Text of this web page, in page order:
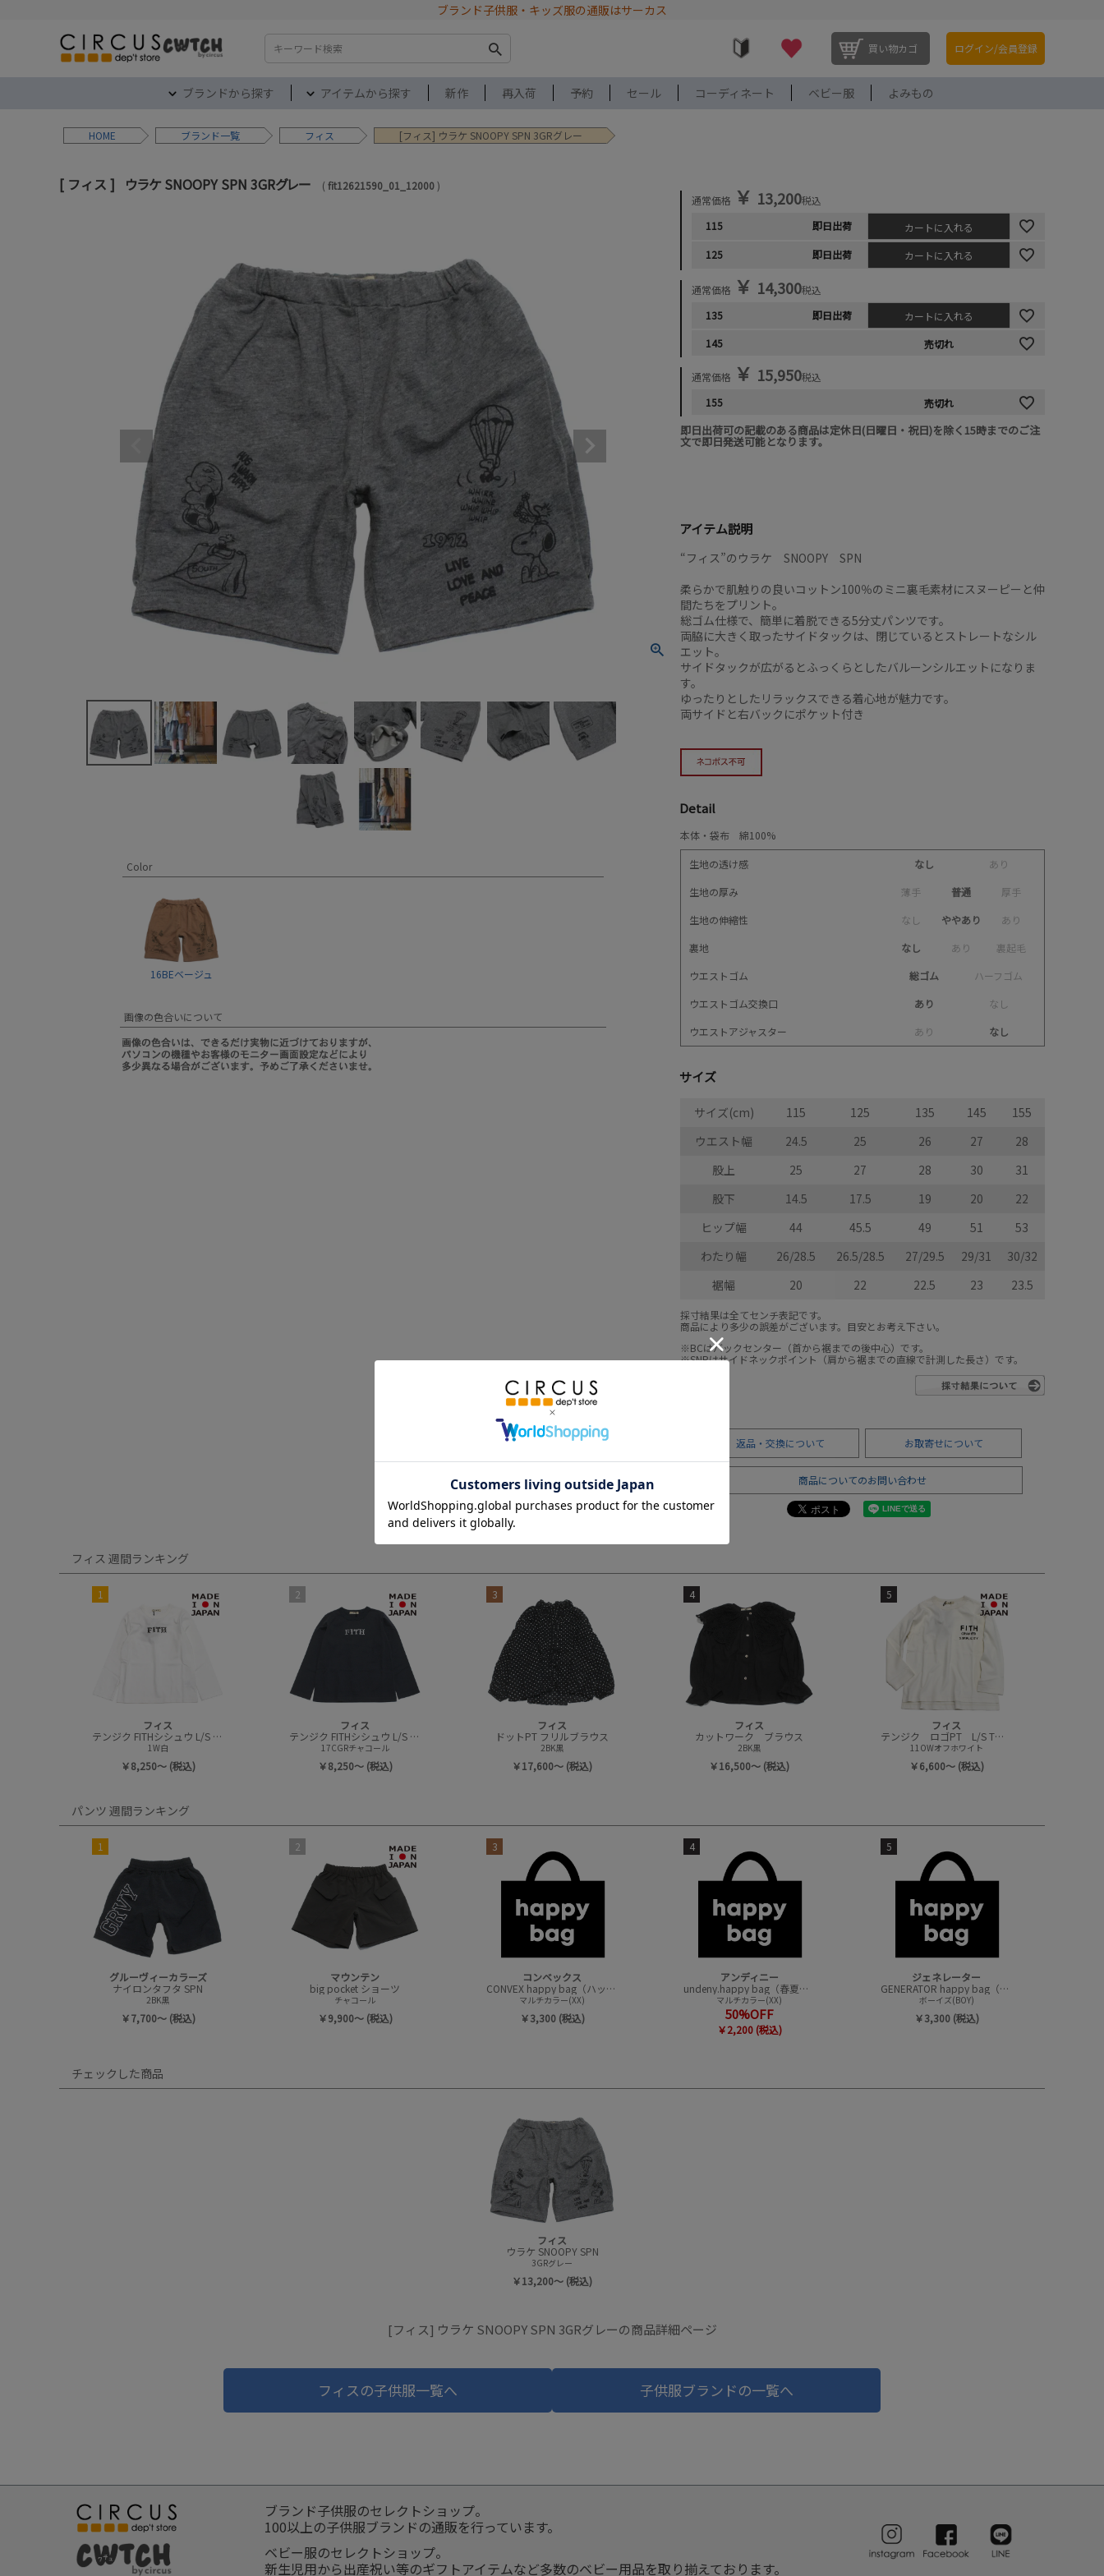
ブランド子供服・キッズ服の通販はサーカス
検索 買い物カゴ ログイン/会員登録
ブランドから探す アイテムから探す 新作 再入荷 予約 セール コーディネート ベビー服 よみもの
HOME ブランド フィス [フィス] ウラケ SNOOPY SPN 3GRグレー
フィス ウラケ SNOOPY SPN 3GRグレー fit12621590_01_12000
Color
16BEベージュ
画像の色合いについて
通常価格 ￥ 13,200税込
115
即日出荷
カートに入れる
125
即日出荷 カートに入れる
通常価格 ￥ 14,300税込
135
即日出荷
カートに入れる
145
売切れ
通常価格 ￥ 15,950税込
155
売切れ
即日出荷可の記載のある商品は定休日(日曜日・祝日)を除く15時までのご注
文で即日発送可能となります。
アイテム説明
“フィス”のウラケ SNOOPY SPN
柔らかで肌触りの良いコットン100％のミニ裏毛素材にスヌーピーと仲
間たちをプリント。
総ゴム仕様で、簡単に着脱できる5分丈パンツです。
両脇に大きく取ったサイドタックは、閉じているとストレートなシル
エット。
サイドタックが広がるとふっくらとしたバルーンシルエットになりま
す。
ゆったりとしたリラックスできる着心地が魅力です。
両サイドと右バックにポケット付き
Detail
本体・袋布 綿100%
生地の透け感 なし あ り
生地の厚み
薄手 普通 厚手
生地の伸縮性
な し ややあり あ り
裏地
なし あ り 裏起毛
ウエストゴム
総ゴム ハーフ ゴ ム
ウエストゴム交換口
あり な し
ウエストアジャスター
あ り なし
サイズ
サイズ(cm) 115 125 135 145
155
ウエスト幅
24.5 25 26 27
28
股上
25 27 28 30
31
股下
14.5 17.5 19 20
22
ヒップ幅
44 45.5 49 51
53
わたり幅
26/28.5 26.5/28.5 27/29.5 29/31
30/32
裾幅
20 22 22.5 23 23.5
採寸結果は全てセンチ表記です。
商品により多少の誤差がございます。目安とお考え下さい。
※BCはバックセンター（首から裾までの後中心）です。
※SNPはサイドネックポイント（肩から裾までの直線で計測した長さ）です。
返品・交換について お取寄せについて
商品についてのお問い合わせ
フィス 週間ランキング
1
フィス
テンジク FITHシシュウ L/S Tシャツ
1W白
￥8,250～ (税込)
2
フィス
テンジク FITHシシュウ L/S Tシャツ
17CGRチャコール
￥8,250～ (税込)
3
フィス
ドットPT フリルブラウス
2BK黒
￥17,600～ (税込)
4
フィス
カットワーク ブラウス
2BK黒
￥16,500～ (税込)
5
フィス
テンジク ロゴPT L/S Tシャツ
11OWオフホワイト
￥6,600～ (税込)
パンツ 週間ランキング
1
グルーヴィーカラーズ
ナイロンタフタ SPN
2BK黒
￥7,700～ (税込)
2
マウンテン
big pocket ショーツ
チャコール
￥9,900～ (税込)
3
コンベックス
CONVEX happy bag（ハッピーバック）
マルチカラー(XX)
￥3,300 (税込)
4
アンディニー
undeny.happy bag（春夏アイテムハッピーバック）
マルチカラー(XX)
50%OFF
￥2,200 (税込)
5
ジェネレーター
GENERATOR happy bag（ハッピーバック）
ボーイズ(BOY)
￥3,300 (税込)
チェックした商品
フィス
ウラケ SNOOPY SPN
3GRグレー
￥13,200～ (税込)
[フィス] ウラケ SNOOPY SPN 3GRグレーの商品詳細ページ
フィスの子供服一覧へ 子供服ブランドの一覧へ
ブランド子供服のセレクトショップ。
100以上の子供服ブランドの通販を行っています。
ベビー服のセレクトショップ。
新生児用から出産祝い等のギフトアイテムなど多数のベビー用品を取り揃えております。